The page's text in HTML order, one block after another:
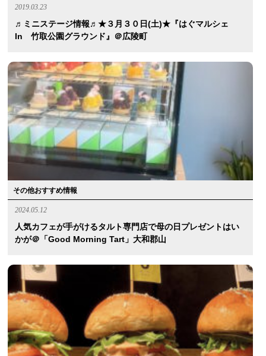
2019.03.23
♬ミニステージ情報♬★３月３０日(土)★『はぐマルシェ
In 竹取公園グラウンド』＠広陵町
その他おすすめ情報
2024.05.12
人気カフェが手がけるタルト専門店で母の日プレゼントはい
かが＠「good Morning Tart」大和郡山